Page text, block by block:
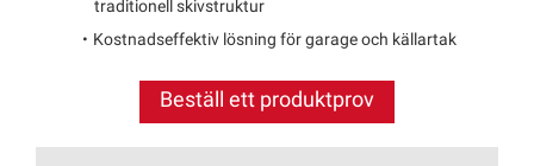
traditionell skivstruktur
Kostnadseffektiv lösning för garage och källartak
Beställ ett produktprov